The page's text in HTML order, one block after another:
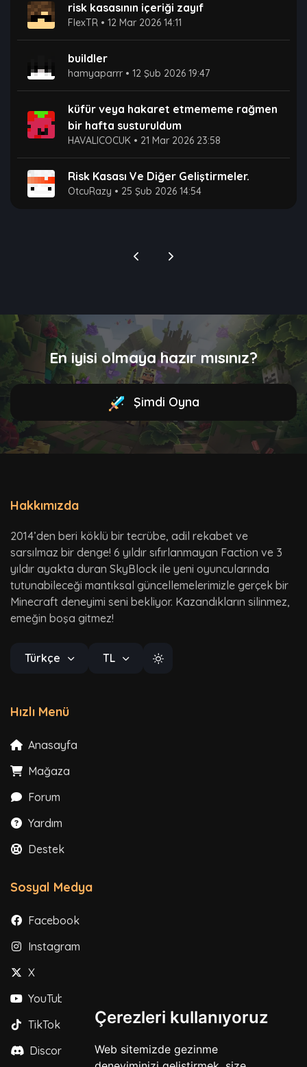
Çerezleri kullanıyoruz
Web sitemizde gezinme
risk kasasının içeriği zayıf
FlexTR • 12 Mar 2026 14:11
buildler
hamyaparrr • 12 Şub 2026 19:47
küfür veya hakaret etmememe rağmen
bir hafta susturuldum
HAVALICOCUK • 21 Mar 2026 23:58
Risk Kasası Ve Diğer Geliştirmeler.
OtcuRazy • 25 Şub 2026 14:54
En iyisi olmaya hazır mısınız?
Şimdi Oyna
Hakkımızda
2014’den beri köklü bir tecrübe, adil rekabet ve
sarsılmaz bir denge! 6 yıldır sıfırlanmayan Faction ve 3
yıldır ayakta duran SkyBlock ile yeni oyuncularında
tutunabileceği mantıksal güncellemelerimizle gerçek bir
Minecraft deneyimi seni bekliyor. Kazandıkların silinmez,
emeğin boşa gitmez!
Türkçe TL
Hızlı Menü
Anasayfa
Mağaza
Forum
Yardım
Destek
Sosyal Medya
Facebook
Instagram
X
YouTube
TikTok
Discord